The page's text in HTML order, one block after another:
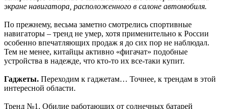
экране навигатора, расположенного в салоне автомобиля.
По прежнему, весьма заметно смотрелись спортивные
навигаторы – тренд не умер, хотя применительно к России
особенно впечатляющих продаж я до сих пор не наблюдал.
Тем не менее, китайцы активно «фигачат» подобные
устройства в надежде, что кто-то их все-таки купит.
Гаджеты. Переходим к гаджетам… Точнее, к трендам в этой
интересной области.
Тренд №1. Обилие работающих от солнечных батарей